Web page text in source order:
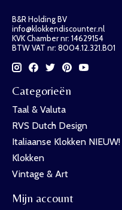
B&R Holding BV
info@klokkendiscounter.nl
KVK Chamber nr: 14629154
BTW VAT nr: 8004.12.321.B01
Categorieën
Taal & Valuta
RVS Dutch Design
Italiaanse Klokken NIEUW!
Klokken
Vintage & Art
Mijn account